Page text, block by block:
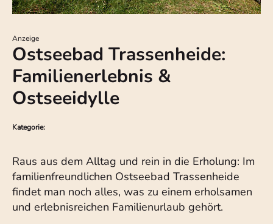
Anzeige
Ostseebad Trassenheide:
Familienerlebnis &
Ostseeidylle
Kategorie:
Raus aus dem Alltag und rein in die Erholung: Im
familienfreundlichen Ostseebad Trassenheide
findet man noch alles, was zu einem erholsamen
und erlebnisreichen Familienurlaub gehört.